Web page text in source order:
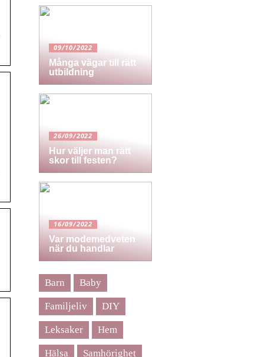
09/10/2022
Många vägar till rätt
utbildning
26/09/2022
Hur väljer man rätt
skor till festen?
16/09/2022
Var modemedveten
när du handlar
Barn Baby
Familjeliv DIY
Leksaker Hem
Hälsa Samhörighet